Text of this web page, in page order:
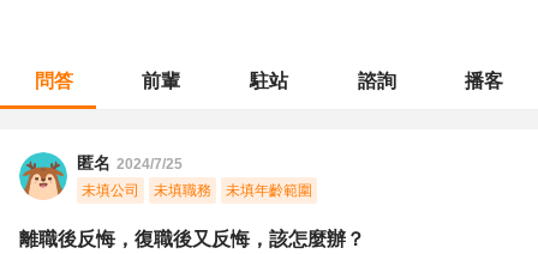
問答 前輩 駐站 諮詢 播客
匿名 2024/7/25
未填公司
未填職務 未填年齡範圍
離職後反悔，復職後又反悔，該怎麼辦？